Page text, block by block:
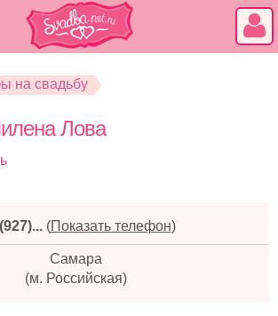
на свадьбу
Лова
(Показать телефон)
Самара
(м. Российская)